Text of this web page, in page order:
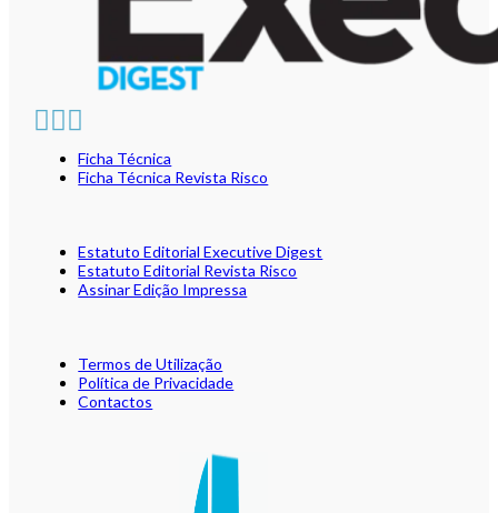
Ficha Técnica
Ficha Técnica Revista Risco
Estatuto Editorial Executive Digest
Estatuto Editorial Revista Risco
Assinar Edição Impressa
Termos de Utilização
Política de Privacidade
Contactos